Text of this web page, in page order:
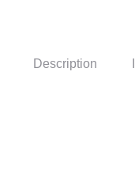
Description